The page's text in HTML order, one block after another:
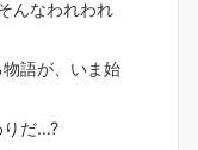
んなわれわれ
語が、いま始
りだ…?